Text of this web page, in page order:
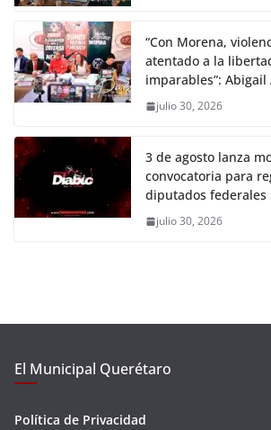
“Con Morena,
atentado a la
imparables”:
julio 30, 2026
3 de agosto lanza
convocatoria para
diputados federales
julio 30, 2026
El Municipal Querétaro
Política de Privacidad